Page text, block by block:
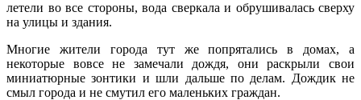
летели во все стороны, вода сверкала и обрушивалась сверху
на улицы и здания.
Многие жители города тут же попрятались в домах, а
некоторые вовсе не замечали дождя, они раскрыли свои
миниатюрные зонтики и шли дальше по делам. Дождик не
смыл города и не смутил его маленьких граждан.